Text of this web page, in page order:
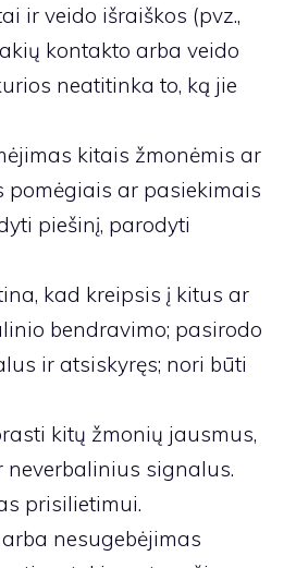
ir veido išraiškos (pvz.,
kontakto arba veido
neatitinka to, ką jie
kitais žmonėmis ar
pomėgiais ar pasiekimais
piešinį, parodyti
kad kreipsis į kitus ar
bendravimo; pasirodo
ir atsiskyręs; nori būti
kitų žmonių jausmus,
neverbalinius signalus.
prisilietimui.
nesugebėjimas